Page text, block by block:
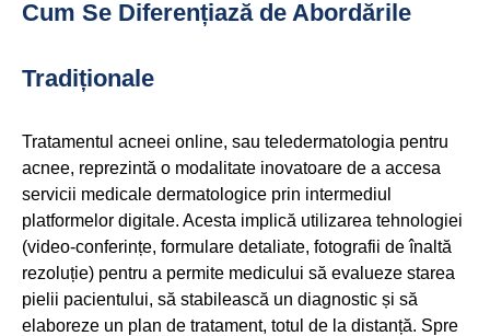
Cum Se Diferențiază de Abordările
Tradiționale
Tratamentul acneei online, sau teledermatologia pentru
acnee, reprezintă o modalitate inovatoare de a accesa
servicii medicale dermatologice prin intermediul
platformelor digitale. Acesta implică utilizarea tehnologiei
(video-conferințe, formulare detaliate, fotografii de înaltă
rezoluție) pentru a permite medicului să evalueze starea
pielii pacientului, să stabilească un diagnostic și să
elaboreze un plan de tratament, totul de la distanță. Spre